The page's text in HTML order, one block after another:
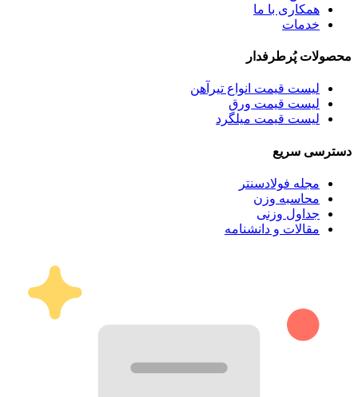
همکاری با ما
خدمات
محصولات پُرطرفدار
لیست قیمت انواع تیرآهن
لیست قیمت ورق
لیست قیمت میلگرد
دسترسی سریع
مجله فولادسنتر
محاسبه وزن
جداول وزنی
مقالات و دانشنامه